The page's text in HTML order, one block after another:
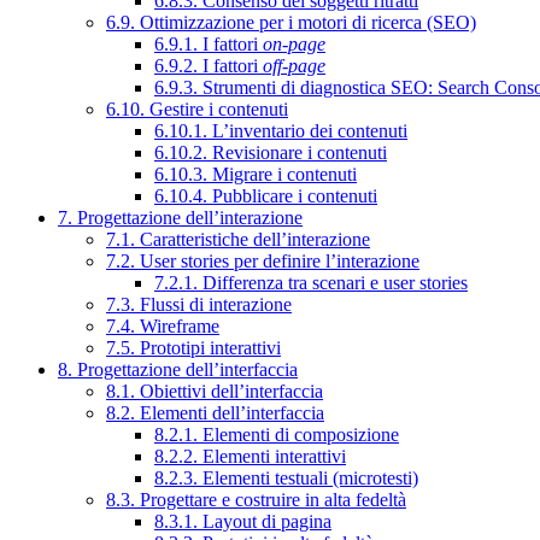
6.9. Ottimizzazione per i motori di ricerca (SEO)
6.9.1. I fattori on-page
6.9.2. I fattori off-page
6.9.3. Strumenti di diagnostica SEO: Search
6.10. Gestire i contenuti
6.10.1. L’inventario dei contenuti
6.10.2. Revisionare i contenuti
6.10.3. Migrare i contenuti
6.10.4. Pubblicare i contenuti
7. Progettazione dell’interazione
7.1. Caratteristiche dell’interazione
7.2. User stories per definire l’interazione
7.2.1. Differenza tra scenari e user stories
7.3. Flussi di interazione
7.4. Wireframe
7.5. Prototipi interattivi
8. Progettazione dell’interfaccia
8.1. Obiettivi dell’interfaccia
8.2. Elementi dell’interfaccia
8.2.1. Elementi di composizione
8.2.2. Elementi interattivi
8.2.3. Elementi testuali (microtesti)
8.3. Progettare e costruire in alta fedeltà
8.3.1. Layout di pagina